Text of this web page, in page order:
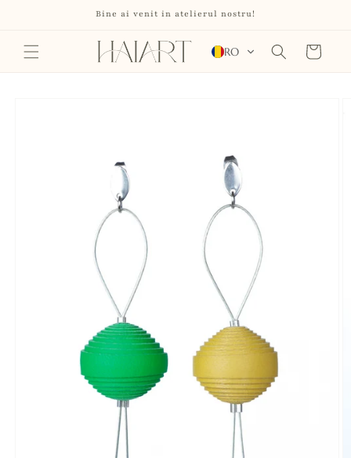
Bine ai venit in atelierul nostru!
RO Coș